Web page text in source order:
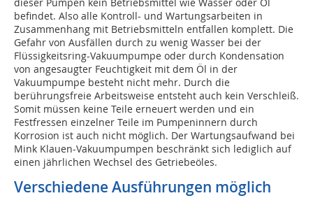
dieser Pumpen kein Betriebsmittel wie Wasser oder Öl
befindet. Also alle Kontroll- und Wartungsarbeiten in
Zusammenhang mit Betriebsmitteln entfallen komplett. Die
Gefahr von Ausfällen durch zu wenig Wasser bei der
Flüssigkeitsring-Vakuumpumpe oder durch Kondensation
von angesaugter Feuchtigkeit mit dem Öl in der
Vakuumpumpe besteht nicht mehr. Durch die
berührungsfreie Arbeitsweise entsteht auch kein Verschleiß.
Somit müssen keine Teile erneuert werden und ein
Festfressen einzelner Teile im Pumpeninnern durch
Korrosion ist auch nicht möglich. Der Wartungsaufwand bei
Mink Klauen-Vakuumpumpen beschränkt sich lediglich auf
einen jährlichen Wechsel des Getriebeöles.
Verschiedene Ausführungen möglich